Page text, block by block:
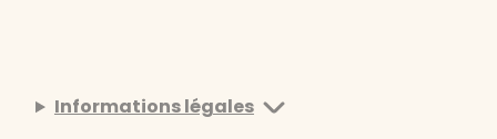
Informations légales